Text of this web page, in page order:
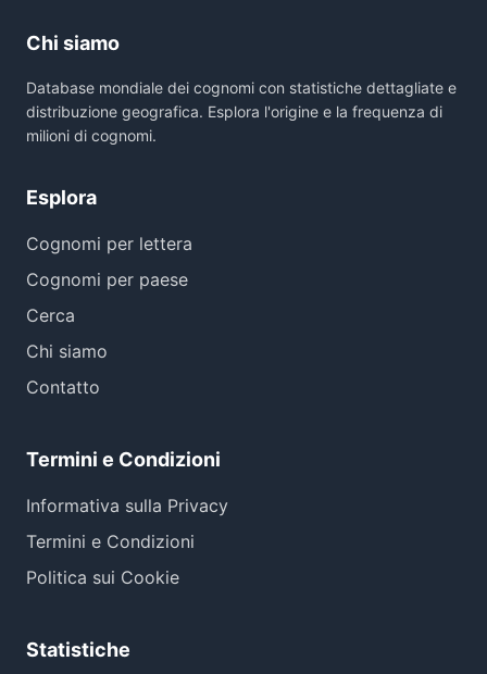
Chi siamo
Database mondiale dei cognomi con statistiche dettagliate e
distribuzione geografica. Esplora l'origine e la frequenza di
milioni di cognomi.
Esplora
Cognomi per lettera
Cognomi per paese
Cerca
Chi siamo
Contatto
Termini e Condizioni
Informativa sulla Privacy
Termini e Condizioni
Politica sui Cookie
Statistiche